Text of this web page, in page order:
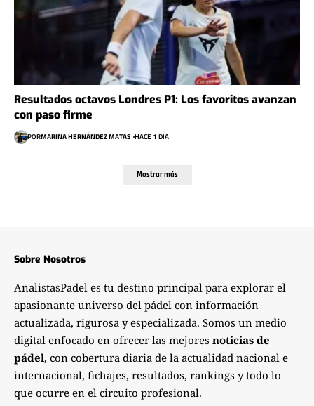
Resultados octavos Londres P1: Los favoritos avanzan
con paso firme
PORMARINA HERNÁNDEZ MATAS HACE 1 DÍA
Mostrar más
Sobre Nosotros
AnalistasPadel es tu destino principal para explorar el
apasionante universo del pádel con información
actualizada, rigurosa y especializada. Somos un medio
digital enfocado en ofrecer las mejores noticias de
pádel, con cobertura diaria de la actualidad nacional e
internacional, fichajes, resultados, rankings y todo lo
que ocurre en el circuito profesional.